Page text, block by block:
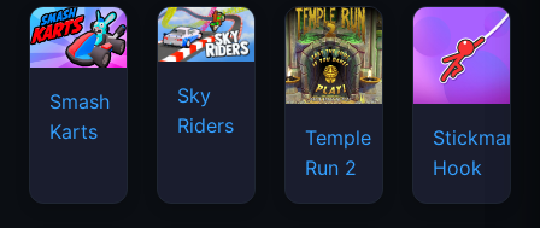
Smash
Karts
Sky
Riders
Temple
Run 2
Stickman
Hook